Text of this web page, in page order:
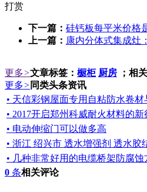
打赏
下一篇： 硅钙板每平米价格
上一篇： 康内分体式集成灶
更多>文章标签： 橱柜 厨房 ；相
更多> 同类头条资讯
• 天信彩钢屋面专用自粘防水卷材
• 2017开启郑州科威耐火材料的新
• 电动伸缩门可以做多高
• 浙江 绍兴市 透水增强剂 透水胶
• 几种非常好用的电缆桥架防腐蚀
0 条相关评论